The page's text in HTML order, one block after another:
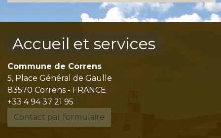
Accueil et services
Commune de Correns
5, Place Général de Gaulle
83570 Correns - FRANCE
+33 4 94 37 21 95
Contact par formulaire